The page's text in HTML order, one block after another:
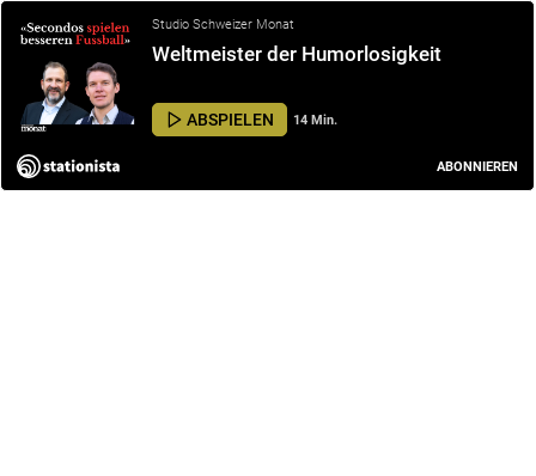
Studio Schweizer Monat
Weltmeister der Humorlosigkeit
ABSPIELEN 14 Min.
ABONNIEREN